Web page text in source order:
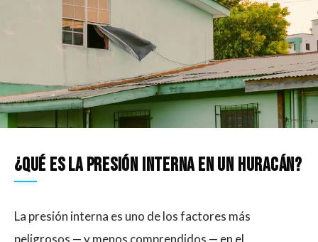
¿Qué es la presión interna en un huracán?
La presión interna es uno de los factores más
peligrosos — y menos comprendidos — en el